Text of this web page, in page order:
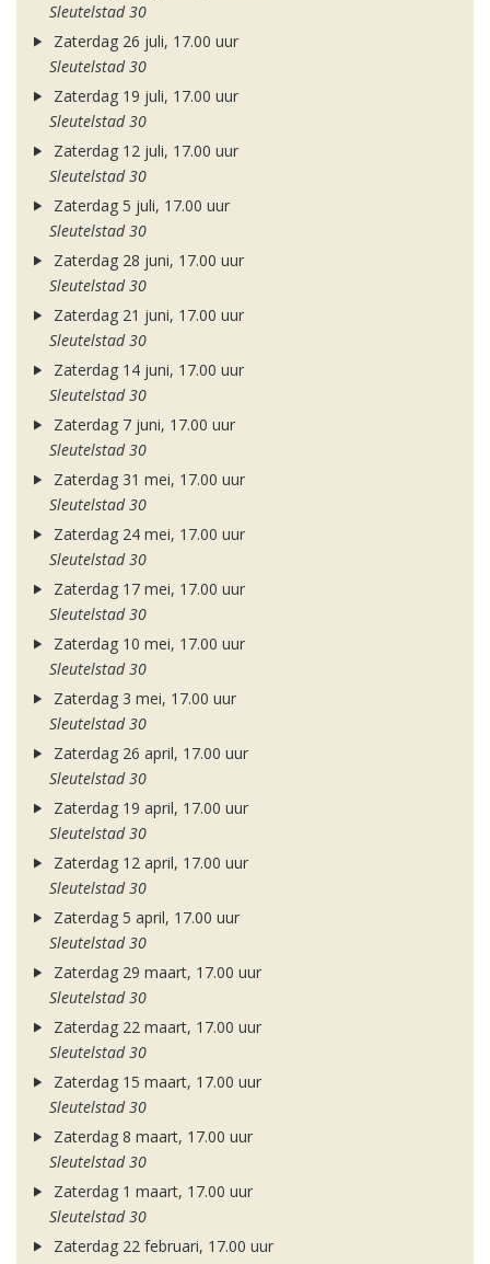
Sleutelstad 30
Zaterdag 26 juli, 17.00 uur
Sleutelstad 30
Zaterdag 19 juli, 17.00 uur
Sleutelstad 30
Zaterdag 12 juli, 17.00 uur
Sleutelstad 30
Zaterdag 5 juli, 17.00 uur
Sleutelstad 30
Zaterdag 28 juni, 17.00 uur
Sleutelstad 30
Zaterdag 21 juni, 17.00 uur
Sleutelstad 30
Zaterdag 14 juni, 17.00 uur
Sleutelstad 30
Zaterdag 7 juni, 17.00 uur
Sleutelstad 30
Zaterdag 31 mei, 17.00 uur
Sleutelstad 30
Zaterdag 24 mei, 17.00 uur
Sleutelstad 30
Zaterdag 17 mei, 17.00 uur
Sleutelstad 30
Zaterdag 10 mei, 17.00 uur
Sleutelstad 30
Zaterdag 3 mei, 17.00 uur
Sleutelstad 30
Zaterdag 26 april, 17.00 uur
Sleutelstad 30
Zaterdag 19 april, 17.00 uur
Sleutelstad 30
Zaterdag 12 april, 17.00 uur
Sleutelstad 30
Zaterdag 5 april, 17.00 uur
Sleutelstad 30
Zaterdag 29 maart, 17.00 uur
Sleutelstad 30
Zaterdag 22 maart, 17.00 uur
Sleutelstad 30
Zaterdag 15 maart, 17.00 uur
Sleutelstad 30
Zaterdag 8 maart, 17.00 uur
Sleutelstad 30
Zaterdag 1 maart, 17.00 uur
Sleutelstad 30
Zaterdag 22 februari, 17.00 uur